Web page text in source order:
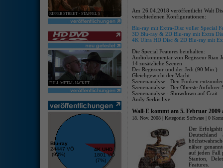
RIPPER STREET - STAFFEL 5
FULL METAL JACKET
Blu-ray
24447 VÖ
(93%)
4K UHD
1801 VÖ
(7%)
Am 26.04.2018 veröffentlicht Walt
verschiedenen Konfigurationen:
Blu-ray mit Extra-Disc voller Special
3D Blu-ray & 2D Blu-ray mit Extra
4K Ultra HD Disc & 2D Blu-ray mit
Die Special Features beinhalten:
Audiokommentar von Regisseur Rian
14 zusätzliche Szenen
Der Regisseur und der Jedi (90 Min.)
Gleichgewicht der Macht
Szenenanalyse - Den Funken
Szenenanalyse - Der Oberste Anführer
Szenenanalyse - Showdown auf Crait
Andy Serkis live
Wall-E kommt am 5. Februar
18. Nov. 2008 | Kategorie: Software | 0
Der
näher
auf jeden Fall
Stanton,
Features.